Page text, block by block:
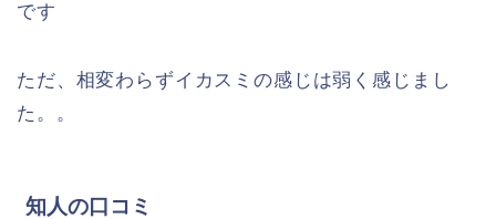
です
ただ、相変わらずイカスミの感じは弱く感じまし
た。。
知人の口コミ